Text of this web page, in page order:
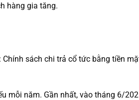
hàng gia tăng.
sách chi trả cổ tức bằng tiền
mỗi năm. Gần nhất, vào tháng 6/